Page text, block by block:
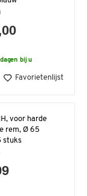
bij u
Favorietenlijst
voor harde
rem, Ø 65
stuks